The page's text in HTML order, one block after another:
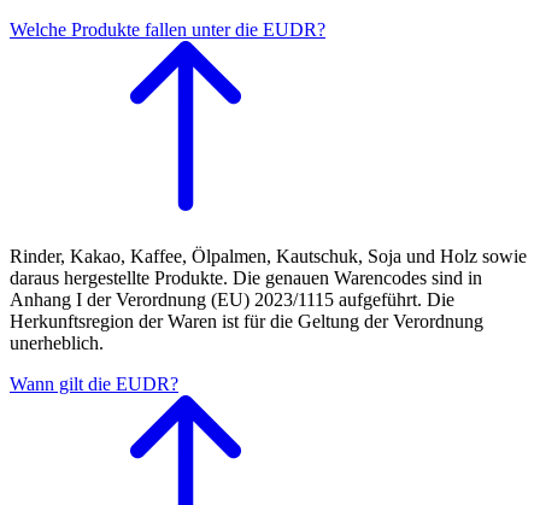
Welche Produkte fallen unter die EUDR?
Rinder, Kakao, Kaffee, Ölpalmen, Kautschuk, Soja und Holz sowie
daraus hergestellte Produkte. Die genauen Warencodes sind in
Anhang I der Verordnung (EU) 2023/1115 aufgeführt. Die
Herkunftsregion der Waren ist für die Geltung der Verordnung
unerheblich.
Wann gilt die EUDR?